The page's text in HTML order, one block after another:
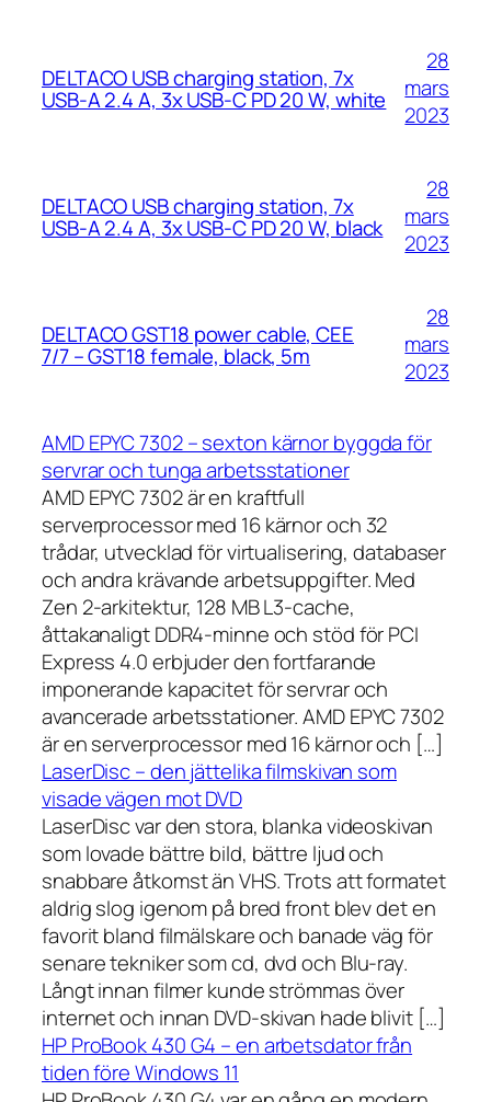
DELTACO USB charging station, 7x
USB-A 2.4 A, 3x USB-C PD 20 W, white
28
mars
2023
DELTACO USB charging station, 7x
USB-A 2.4 A, 3x USB-C PD 20 W, black
28
mars
2023
DELTACO GST18 power cable, CEE
7/7 – GST18 female, black, 5m
28
mars
2023
AMD EPYC 7302 – sexton kärnor byggda för
servrar och tunga arbetsstationer
AMD EPYC 7302 är en kraftfull
serverprocessor med 16 kärnor och 32
trådar, utvecklad för virtualisering, databaser
och andra krävande arbetsuppgifter. Med
Zen 2-arkitektur, 128 MB L3-cache,
åttakanaligt DDR4-minne och stöd för PCI
Express 4.0 erbjuder den fortfarande
imponerande kapacitet för servrar och
avancerade arbetsstationer. AMD EPYC 7302
är en serverprocessor med 16 kärnor och […]
LaserDisc – den jättelika filmskivan som
visade vägen mot DVD
LaserDisc var den stora, blanka videoskivan
som lovade bättre bild, bättre ljud och
snabbare åtkomst än VHS. Trots att formatet
aldrig slog igenom på bred front blev det en
favorit bland filmälskare och banade väg för
senare tekniker som cd, dvd och Blu-ray.
Långt innan filmer kunde strömmas över
internet och innan DVD-skivan hade blivit […]
HP ProBook 430 G4 – en arbetsdator från
tiden före Windows 11